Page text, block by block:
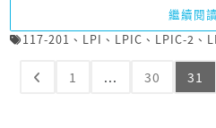
繼續閱讀
117-201 、 LPI 、 LPIC 、 LPIC-2 、
1 ... 30 31